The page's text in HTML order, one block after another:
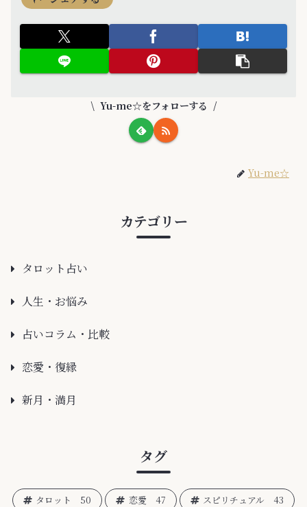
Yu-me☆をフォローする
Yu-me☆
カテゴリー
タロット占い
人生・お悩み
占いコラム・比較
恋愛・復縁
新月・満月
タグ
タロット 50 恋愛 47 スピリチュアル
43